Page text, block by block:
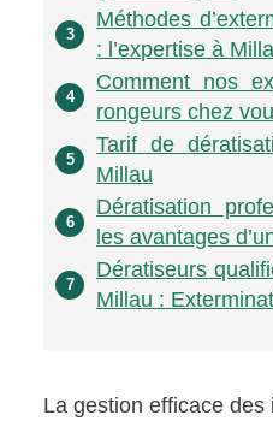
3
Méthodes
: l’expertise à
4
Comment nos
rongeurs chez
5
Tarif de
Millau
6
Dératisation
les avantages
7
Dératiseurs
Millau :
La gestion efficace des